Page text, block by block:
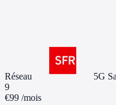
Réseau 5G
9
€99 /mois